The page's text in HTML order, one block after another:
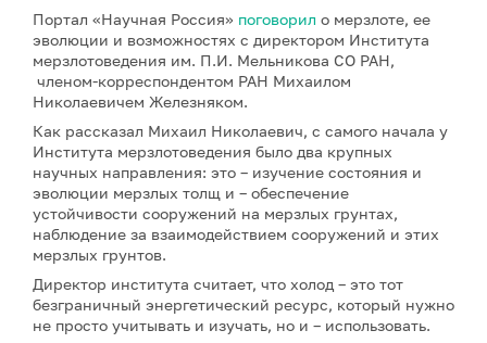
Портал «Научная Россия» поговорил о мерзлоте, ее
эволюции и возможностях с директором Института
мерзлотоведения им. П.И. Мельникова СО РАН,
членом-корреспондентом РАН Михаилом
Николаевичем Железняком.
Как рассказал Михаил Николаевич, с самого начала у
Института мерзлотоведения было два крупных
научных направления: это – изучение состояния и
эволюции мерзлых толщ и – обеспечение
устойчивости сооружений на мерзлых грунтах,
наблюдение за взаимодействием сооружений и этих
мерзлых грунтов.
Директор института считает, что холод – это тот
безграничный энергетический ресурс, который нужно
не просто учитывать и изучать, но и – использовать.